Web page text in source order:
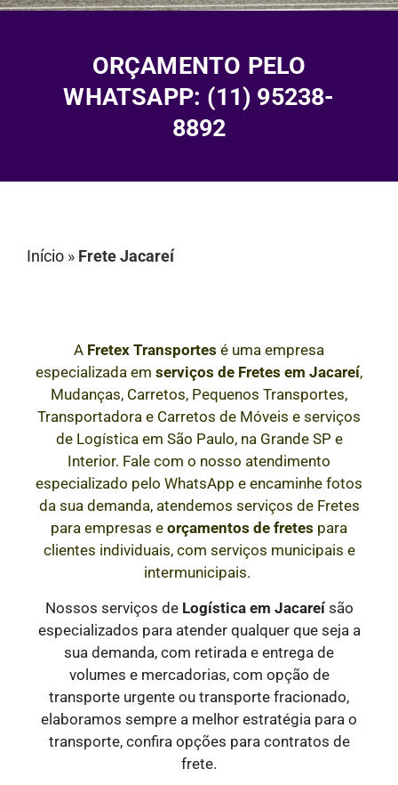
ORÇAMENTO PELO
WHATSAPP: (11) 95238-
8892
Início » Frete Jacareí
A Fretex Transportes é uma empresa
especializada em serviços de Fretes em Jacareí,
Mudanças, Carretos, Pequenos Transportes,
Transportadora e Carretos de Móveis e serviços
de Logística em São Paulo, na Grande SP e
Interior. Fale com o nosso atendimento
especializado pelo WhatsApp e encaminhe fotos
da sua demanda, atendemos serviços de Fretes
para empresas e orçamentos de fretes para
clientes individuais, com serviços municipais e
intermunicipais.
Nossos serviços de Logística em Jacareísão
especializados para atender qualquer que seja a
sua demanda, com retirada e entrega de
volumes e mercadorias, com opção de
transporte urgente ou transporte fracionado,
elaboramos sempre a melhor estratégia para o
transporte, confira opções para contratos de
frete.